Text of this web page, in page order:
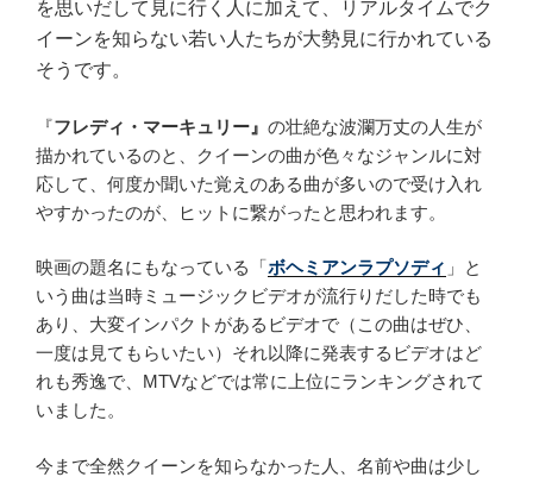
を思いだして見に行く人に加えて、リアルタイムでク
イーンを知らない若い人たちが大勢見に行かれている
そうです。
『フレディ・マーキュリー』 の壮絶な波瀾万丈の人生が
描かれているのと、クイーンの曲が色々なジャンルに対
応して、何度か聞いた覚えのある曲が多いので受け入れ
やすかったのが、ヒットに繋がったと思われます。
映画の題名にもなっている「ボヘミアンラプソディ 」と
いう曲は当時ミュージックビデオが流行りだした時でも
あり、大変インパクトがあるビデオで（この曲はぜひ、
一度は見てもらいたい）それ以降に発表するビデオはど
れも秀逸で、MTVなどでは常に上位にランキングされて
いました。
今まで全然クイーンを知らなかった人、名前や曲は少し